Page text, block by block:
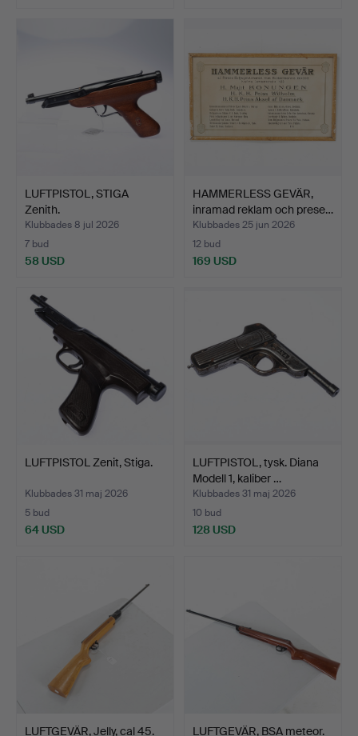
LUFTPISTOL, STIGA
Zenith.
Klubbades 8 jul 2026
7 bud
58 USD
HAMMERLESS GEVÄR,
inramad reklam och prese…
Klubbades 25 jun 2026
12 bud
169 USD
LUFTPISTOL Zenit, Stiga.
Klubbades 31 maj 2026
5 bud
64 USD
LUFTPISTOL, tysk. Diana
Modell 1, kaliber …
Klubbades 31 maj 2026
10 bud
128 USD
LUFTGEVÄR, Jelly, cal 45. LUFTGEVÄR, BSA meteor.